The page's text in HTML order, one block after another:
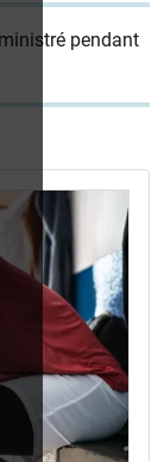
pendant